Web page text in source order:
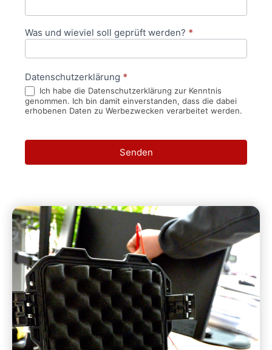
Was und wieviel soll geprüft werden? *
Datenschutzerklärung *
Ich habe die Datenschutzerklärung zur Kenntnis
genommen. Ich bin damit einverstanden, dass die dabei
erhobenen Daten zu Werbezwecken verarbeitet werden.
Senden